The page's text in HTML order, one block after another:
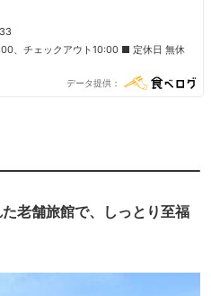
■ 営業時間 チェックイン15:00、チェックアウト10:00 ■ 定休日 無休
データ提供
老舗旅館で、しっとり至福